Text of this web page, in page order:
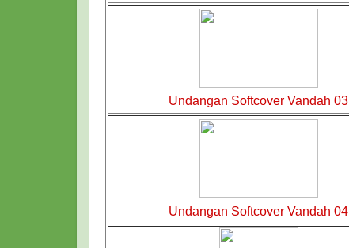
Undangan Softcover Vandah 03
Undangan Softcover Vandah 04